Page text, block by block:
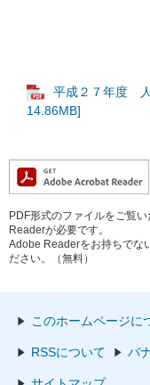
平成２７年度
14.86MB]
PDF形式のファイルをご覧
Readerが必要です。
Adobe Readerをお持ちでな
ださい。（無料）
このホームページに
RSSについて バ